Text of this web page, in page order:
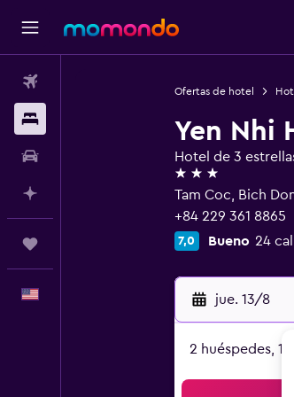
Ofertas de hotel
Yen Nhi
Hotel de 3
3 estrellas
Tam Coc, Bich
+84 229 361 8865
7,0 Bueno 24
jue. 13/8
2 huéspedes, 1